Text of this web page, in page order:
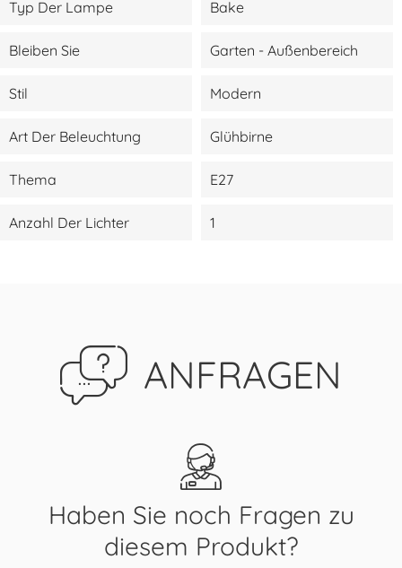
Typ Der Lampe Bake
Bleiben Sie Garten - Außenbereich
Stil Modern
Art Der Beleuchtung Glühbirne
Thema E27
Anzahl Der Lichter 1
ANFRAGEN
Haben Sie noch Fragen zu
diesem Produkt?